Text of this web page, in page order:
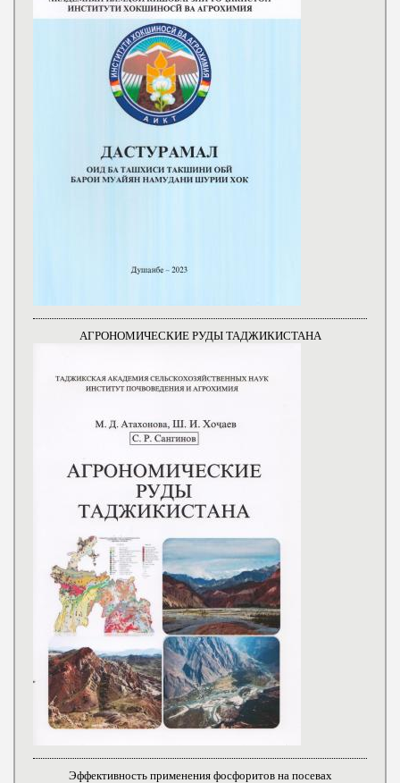
АГРОНОМИЧЕСКИЕ РУДЫ ТАДЖИКИСТАНА
Эффективность применения фосфоритов на посевах